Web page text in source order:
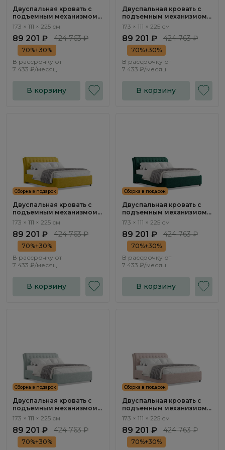
Двуспальная кровать с
подъемным механизмом
Флорина / Florina NK313.15
173 × 111 × 225 см
89 201 ₽ 424 763 ₽
70%+30%
В рассрочку от
7 433 ₽/месяц
В корзину
Двуспальная кровать с
подъемным механизмом
Флорина / Florina NK313.14
173 × 111 × 225 см
89 201 ₽ 424 763 ₽
70%+30%
В рассрочку от
7 433 ₽/месяц
В корзину
Сборка в подарок
Двуспальная кровать с
подъемным механизмом
Флорина / Florina NK313.13
173 × 111 × 225 см
89 201 ₽ 424 763 ₽
70%+30%
В рассрочку от
7 433 ₽/месяц
В корзину
Сборка в подарок
Двуспальная кровать с
подъемным механизмом
Флорина / Florina NK313.12
173 × 111 × 225 см
89 201 ₽ 424 763 ₽
70%+30%
В рассрочку от
7 433 ₽/месяц
В корзину
Сборка в подарок
Двуспальная кровать с
подъемным механизмом
Флорина / Florina NK313.11
173 × 111 × 225 см
89 201 ₽ 424 763 ₽
70%+30%
Сборка в подарок
Двуспальная кровать с
подъемным механизмом
Флорина / Florina NK313.10
173 × 111 × 225 см
89 201 ₽ 424 763 ₽
70%+30%